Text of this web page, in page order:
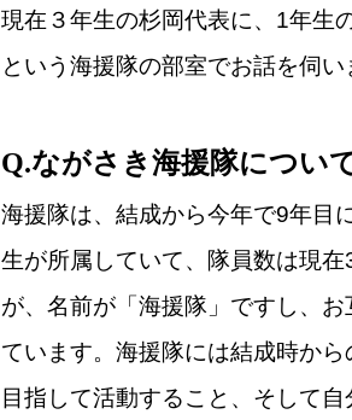
現在３年生の杉岡代表に、1年生
という海援隊の部室でお話を伺い
Q.ながさき海援隊につい
海援隊は、結成から今年で9年目
生が所属していて、隊員数は現
が、名前が「海援隊」ですし、
ています。海援隊には結成時か
目指して活動すること、そして